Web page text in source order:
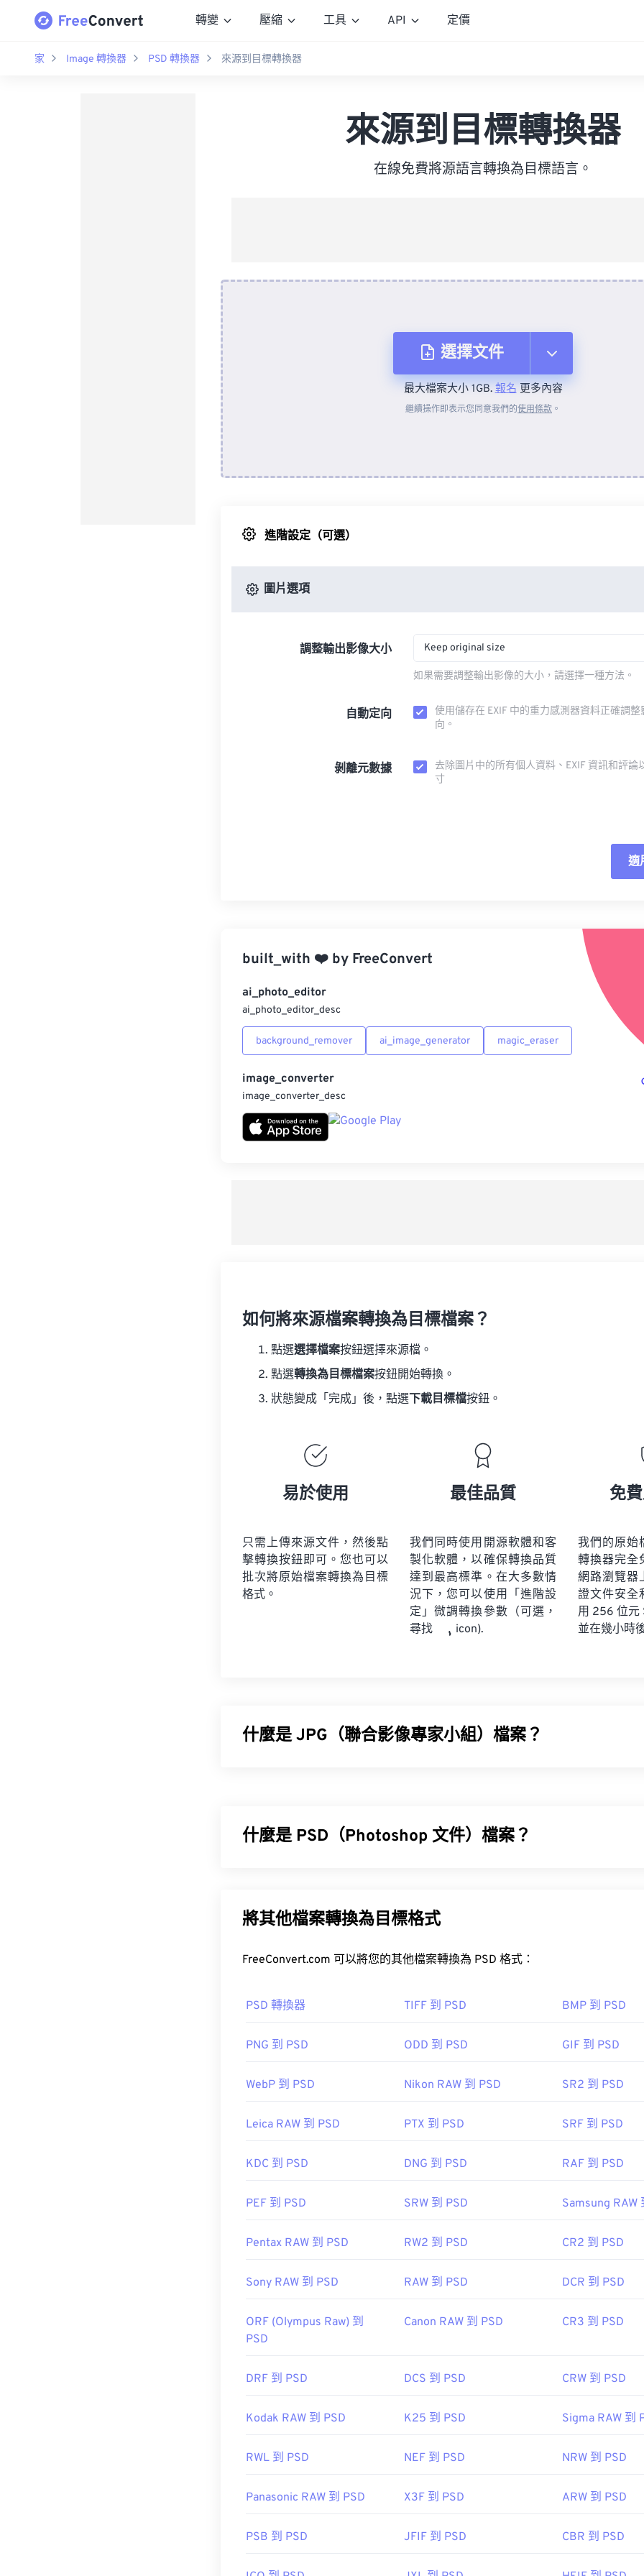
轉變 壓縮 工具 API 定價
家 Image 轉換器 PSD 轉換器 來源到目標轉換器
來源到目標轉換器
在線免費將源語言轉換為目標語言。
選擇文件
來自裝置
最大檔案大小 1GB.報名更多內容
繼續操作即表示您同意我們的使用條款 。
進階設定（可選）
圖片選項
調整輸出影像大小 Keep original size
如果需要調整輸出影像的大小，請選擇一種方法。
自動定向
使用儲存在 EXIF 中的重力感測器資料正確調整
向。
剝離元數據
去除圖片中的所有個人資料、EXIF 資訊和評論
寸
適
built_with ❤️ by FreeConvert
ai_photo_editor
ai_photo_editor_desc
background_remover ai_image_generator magic_eraser
image_converter
image_converter_desc
如何將來源檔案轉換為目標檔案？
點選選擇檔案按鈕選擇來源檔。
點選轉換為目標檔案按鈕開始轉換。
狀態變成「完成」後，點選 下載目標檔按鈕。
易於使用
只需上傳來源文件，然後點
擊轉換按鈕即可。您也可以
批次將原始檔案轉換為目標
格式。
最佳品質
我們同時使用開源軟體和客
製化軟體，以確保轉換品質
達到最高標準。在大多數情
況下，您可以使用「進階設
定」微調轉換參數（可選，
尋找
icon).
免
我們的原始
轉換器完全
網路瀏覽器
證文件安全
用 256 位元
並在幾小時
什麼是 JPG（聯合影像專家小組）檔案？
工具，將檔案大小減少多達 80%！
如何開啟 JPG 檔案檔案？
件，即可在預設的圖像檢視器、圖像編輯器或網頁瀏覽器中開啟。若要選擇特
JPG 檔案會在常用的網頁瀏覽器（例如 Chrome）、Microsoft 應用程式（例
Photos）和 Mac OS 應用程式（例如 Apple Preview）中自動開啟。
影像調整器
開發者： 聯合圖像專家群組
使用我們的顏色選擇器 從映像中擷取顏色
什麼是 PSD（Photoshop 文件）檔案？
Adobe 產品的免費替代方案。
由於 PSD 檔案體積較大，因此不易傳輸、儲存或共用。為了解決這個問題，
轉換為 JPEG
實用連結：
將其他檔案轉換為目標格式
FreeConvert.com 可以將您的其他檔案轉換為 PSD 格式：
PSD 轉換器 TIFF 到 PSD BMP 到 PSD
PNG 到 PSD ODD 到 PSD GIF 到 PSD
WebP 到 PSD Nikon RAW 到 PSD SR2 到 PSD
Leica RAW 到 PSD PTX 到 PSD SRF 到 PSD
KDC 到 PSD DNG 到 PSD RAF 到 PSD
PEF 到 PSD SRW 到 PSD Samsung RAW
Pentax RAW 到 PSD RW2 到 PSD CR2 到 PSD
Sony RAW 到 PSD RAW 到 PSD DCR 到 PSD
ORF (Olympus Raw) 到
PSD
Canon RAW 到 PSD CR3 到 PSD
DRF 到 PSD DCS 到 PSD CRW 到 PSD
Kodak RAW 到 PSD K25 到 PSD Sigma RAW 到
RWL 到 PSD NEF 到 PSD NRW 到 PSD
Panasonic RAW 到 PSD X3F 到 PSD ARW 到 PSD
PSB 到 PSD JFIF 到 PSD CBR 到 PSD